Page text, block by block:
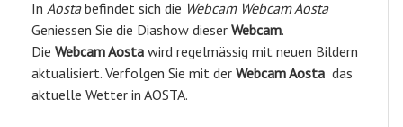
In Aostabefindet sich die Webcam Webcam Aosta
Geniessen Sie die Diashow dieser Webcam.
Die Webcam Aosta wird regelmässig mit neuen Bildern
aktualisiert. Verfolgen Sie mit der Webcam Aosta das
aktuelle Wetter in AOSTA.